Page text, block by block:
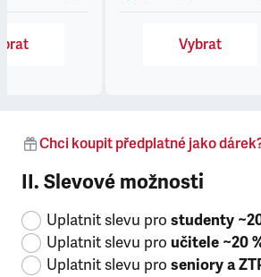
Vybrat
Chci koupit předplatné jako
II. Slevové možnosti
Uplatnit slevu pro studenty
Uplatnit slevu pro učitele ~20
Uplatnit slevu pro seniory a